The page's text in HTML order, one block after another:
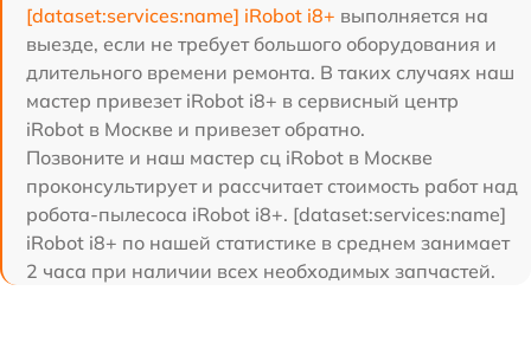
[dataset:services:name] iRobot i8+ выполняется на
выезде, если не требует большого оборудования и
длительного времени ремонта. В таких случаях наш
мастер привезет iRobot i8+ в сервисный центр
iRobot в Москве и привезет обратно.
Позвоните и наш мастер сц iRobot в Москве
проконсультирует и рассчитает стоимость работ над
робота-пылесоса iRobot i8+. [dataset:services:name]
iRobot i8+ по нашей статистике в среднем занимает
2 часа при наличии всех необходимых запчастей.